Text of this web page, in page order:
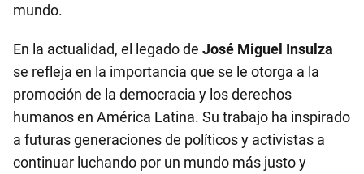
mundo.
En la actualidad, el legado de José Miguel Insulza
se refleja en la importancia que se le otorga a la
promoción de la democracia y los derechos
humanos en América Latina. Su trabajo ha inspirado
a futuras generaciones de políticos y activistas a
continuar luchando por un mundo más justo y